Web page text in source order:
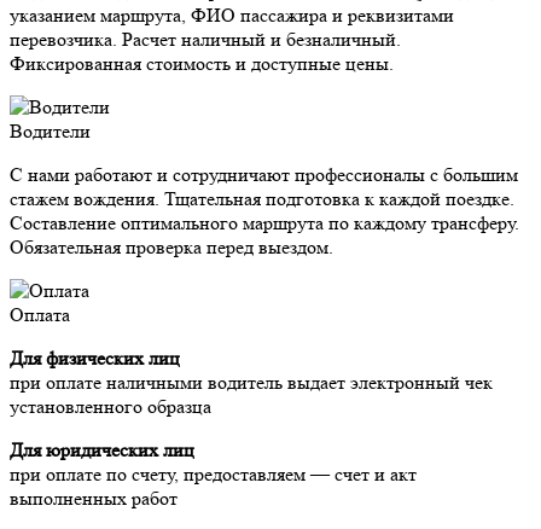
указанием маршрута, ФИО пассажира и реквизитами
перевозчика. Расчет наличный и безналичный.
Фиксированная стоимость и доступные цены.
Водители
С нами работают и сотрудничают профессионалы с большим
стажем вождения. Тщательная подготовка к каждой поездке.
Составление оптимального маршрута по каждому трансферу.
Обязательная проверка перед выездом.
Оплата
Для физических лиц
при оплате наличными водитель выдает электронный чек
установленного образца
Для юридических лиц
при оплате по счету, предоставляем — счет и акт
выполненных работ